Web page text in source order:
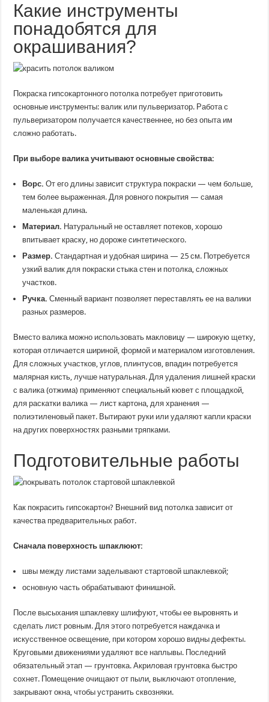
Какие инструменты
понадобятся для
окрашивания?
Покраска гипсокартонного потолка потребует приготовить
основные инструменты: валик или пульверизатор. Работа с
пульверизатором получается качественнее, но без опыта им
сложно работать.
При выборе валика учитывают основные свойства:
Ворс. От его длины зависит структура покраски — чем больше,
тем более выраженная. Для ровного покрытия — самая
маленькая длина.
Материал. Натуральный не оставляет потеков, хорошо
впитывает краску, но дороже синтетического.
Размер. Стандартная и удобная ширина — 25 см. Потребуется
узкий валик для покраски стыка стен и потолка, сложных
участков.
Ручка. Сменный вариант позволяет переставлять ее на валики
разных размеров.
Вместо валика можно использовать макловицу — широкую щетку,
которая отличается шириной, формой и материалом изготовления.
Для сложных участков, углов, плинтусов, впадин потребуется
малярная кисть, лучше натуральная. Для удаления лишней краски
с валика (отжима) применяют специальный кювет с площадкой,
для раскатки валика — лист картона, для хранения —
полиэтиленовый пакет. Вытирают руки или удаляют капли краски
на других поверхностях разными тряпками.
Подготовительные работы
Как покрасить гипсокартон? Внешний вид потолка зависит от
качества предварительных работ.
Сначала поверхность шпаклюют:
швы между листами заделывают стартовой шпаклевкой;
основную часть обрабатывают финишной.
После высыхания шпаклевку шлифуют, чтобы ее выровнять и
сделать лист ровным. Для этого потребуется наждачка и
искусственное освещение, при котором хорошо видны дефекты.
Круговыми движениями удаляют все наплывы. Последний
обязательный этап — грунтовка. Акриловая грунтовка быстро
сохнет. Помещение очищают от пыли, выключают отопление,
закрывают окна, чтобы устранить сквозняки.